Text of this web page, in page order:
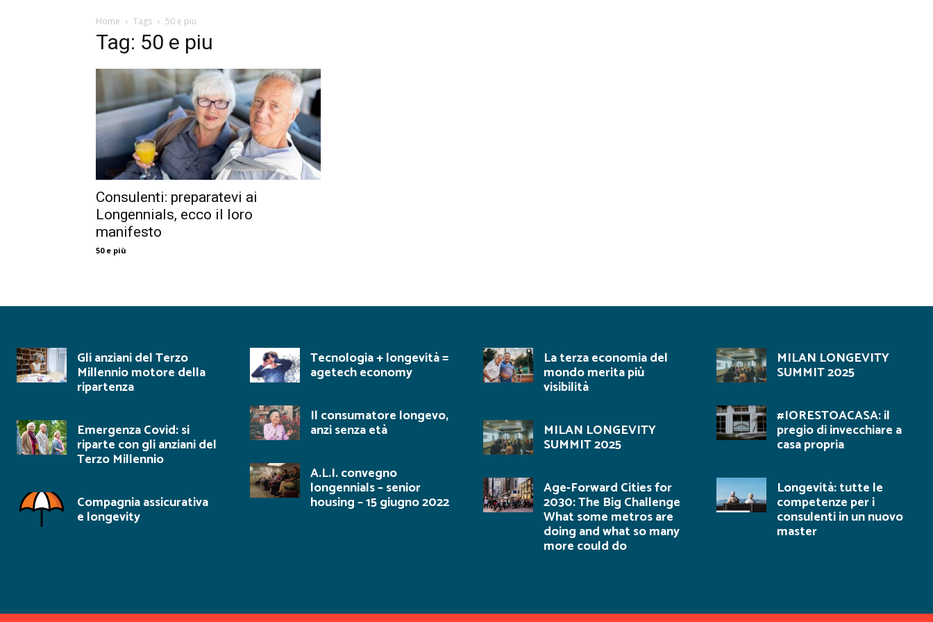
Home Tags 50 e piu
Tag: 50 e piu
Consulenti: preparatevi ai
Longennials, ecco il loro
manifesto
50 e più
Gli anziani del Terzo
Millennio motore della
ripartenza
Emergenza Covid: si
riparte con gli anziani del
Terzo Millennio
Compagnia assicurativa
e longevity
Tecnologia + longevità =
agetech economy
Il consumatore longevo,
anzi senza età
A.L.I. convegno
longennials – senior
housing – 15 giugno 2022
La terza economia del
mondo merita più
visibilità
MILAN LONGEVITY
SUMMIT 2025
Age-Forward Cities for
2030: The Big Challenge
What some metros are
doing and what so many
more could do
MILAN LONGEVITY
SUMMIT 2025
#IORESTOACASA: il
pregio di invecchiare a
casa propria
Longevità: tutte le
competenze per i
consulenti in un nuovo
master